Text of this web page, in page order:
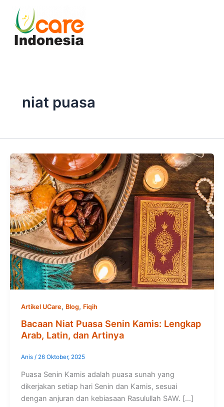
content
niat puasa
Artikel UCare, Blog, Fiqih
Bacaan Niat Puasa Senin Kamis: Lengkap
Arab, Latin, dan Artinya
Anis / 26 Oktober, 2025
Puasa Senin Kamis adalah puasa sunah yang
dikerjakan setiap hari Senin dan Kamis, sesuai
dengan anjuran dan kebiasaan Rasulullah SAW. […]